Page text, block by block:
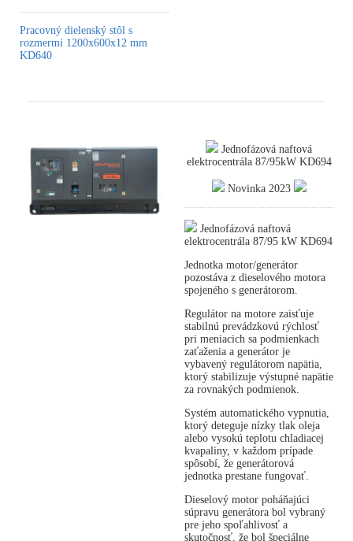
Pracovný dielenský stôl s
rozmermi 1200x600x12 mm
KD640
Jednofázová naftová
elektrocentrála 87/95kW KD694
Novinka 2023
Jednofázová naftová
elektrocentrála 87/95 kW KD694
Jednotka motor/generátor
pozostáva z dieselového motora
spojeného s generátorom.
Regulátor na motore zaisťuje
stabilnú prevádzkovú rýchlosť
pri meniacich sa podmienkach
zaťaženia a generátor je
vybavený regulátorom napätia,
ktorý stabilizuje výstupné napätie
za rovnakých podmienok.
Systém automatického vypnutia,
ktorý deteguje nízky tlak oleja
alebo vysokú teplotu chladiacej
kvapaliny, v každom prípade
spôsobí, že generátorová
jednotka prestane fungovať.
Dieselový motor poháňajúci
súpravu generátora bol vybraný
pre jeho spoľahlivosť a
skutočnosť, že bol špeciálne